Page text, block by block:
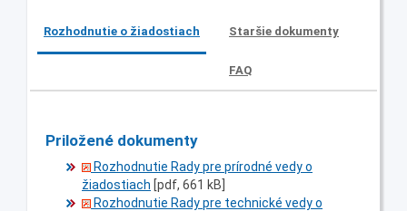
Rozhodnutie o žiadostiach Staršie dokumenty
FAQ
Priložené dokumenty
Rozhodnutie Rady pre prírodné vedy o
žiadostiach [pdf, 661 kB]
Rozhodnutie Rady pre technické vedy o